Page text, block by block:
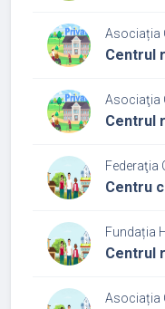
Asociația
Centrul
Asociaţia
Centrul
Federaţia
Centru
Fundația
Centrul
Asociația